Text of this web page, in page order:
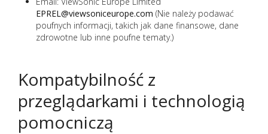
EPREL@viewsoniceurope.com (Nie należy podawać
poufnych informacji, takich jak dane finansowe, dane
zdrowotne lub inne poufne tematy.)
Kompatybilność z
przeglądarkami i technologią
pomocniczą